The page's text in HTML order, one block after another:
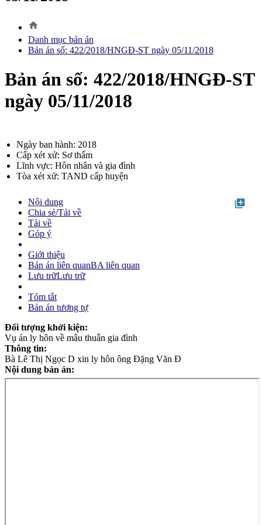
home
Danh mục bản án
Bản án số: 422/2018/HNGĐ-ST ngày 05/11/2018
Bản án số: 422/2018/HNGĐ-ST
ngày 05/11/2018
Ngày ban hành: 2018
Cấp xét xử: Sơ thẩm
Lĩnh vực: Hôn nhân và gia đình
Tòa xét xử: TAND cấp huyện
library_add
Nội dung
Chia sẻ/Tải về
Tải về
Góp ý
Giới thiệu
Bản án liên quanBA liên quan
Lưu trữLưu trữ
Tóm tắt
Bản án tương tự
Đối tượng khởi kiện:
Vụ án ly hôn về mâu thuẫn gia đình
Thông tin:
Bà Lê Thị Ngọc D xin ly hôn ông Đặng Văn Đ
Nội dung bản án: